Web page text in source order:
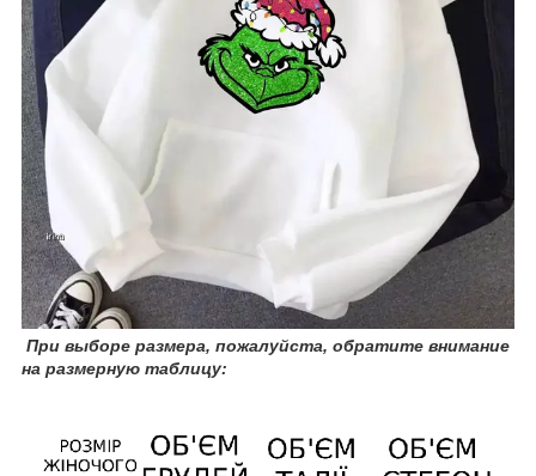
При выборе размера, пожалуйста, обратите внимание
на размерную таблицу: